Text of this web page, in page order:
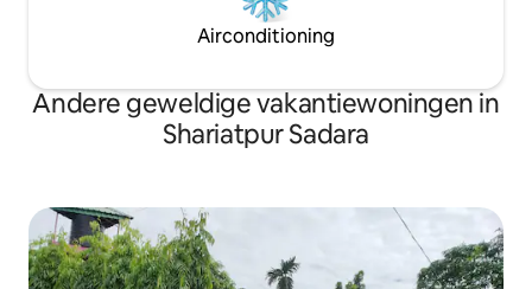
Airconditioning
Andere geweldige vakantiewoningen in
Shariatpur Sadara